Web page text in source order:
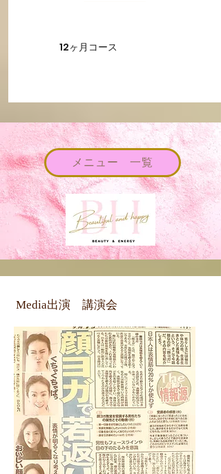
12ヶ月コース
メニュー 一覧
Media出演 講演会